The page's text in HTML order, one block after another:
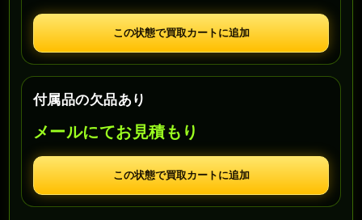
この状態で買取カートに追加
付属品の欠品あり
メールにてお見積もり
この状態で買取カートに追加